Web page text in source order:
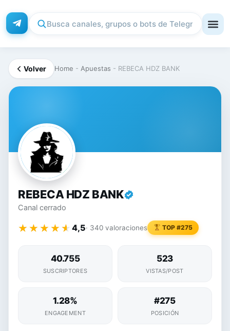
Volver Home - Apuestas - REBECA HDZ BANK
RE
REBECA HDZ BANK
Canal cerrado
★★★★★
★★★★★ 4,5· 340 valoraciones TOP #275
40.755
SUSCRIPTORES
523
VISTAS/POST
1.28%
ENGAGEMENT
#275
POSICIÓN